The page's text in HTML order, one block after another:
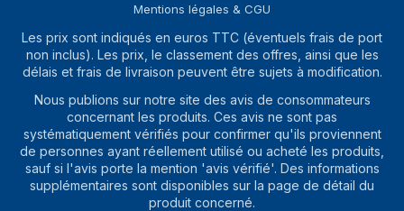
Mentions légales & CGU
Les prix sont indiqués en euros TTC (éventuels frais de port
non inclus). Les prix, le classement des offres, ainsi que les
délais et frais de livraison peuvent être sujets à modification.
Nous publions sur notre site des avis de consommateurs
concernant les produits. Ces avis ne sont pas
systématiquement vérifiés pour confirmer qu'ils proviennent
de personnes ayant réellement utilisé ou acheté les produits,
sauf si l'avis porte la mention 'avis vérifié'. Des informations
supplémentaires sont disponibles sur la page de détail du
produit concerné.